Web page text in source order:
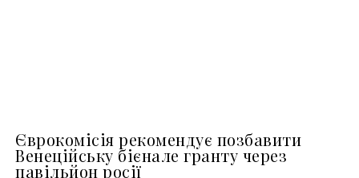
Єврокомісія рекомендує позбавити
Венеційську бієнале гранту через
павільйон росії